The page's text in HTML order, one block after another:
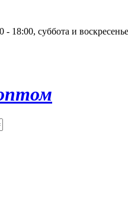
- 18:00, суббота и